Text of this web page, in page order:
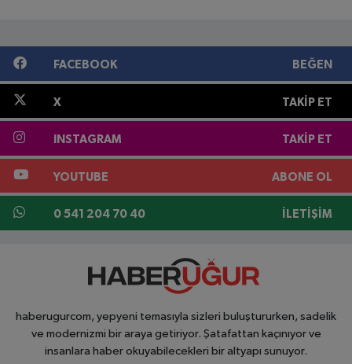
FACEBOOK BEĞEN
X TAKIP ET
INSTAGRAM TAKIP ET
YOUTUBE ABONE OL
0 541 204 70 40 İLETIŞIM
haberugurcom, yepyeni temasıyla sizleri buluştururken, sadelik
ve modernizmi bir araya getiriyor. Şatafattan kaçınıyor ve
insanlara haber okuyabilecekleri bir altyapı sunuyor.